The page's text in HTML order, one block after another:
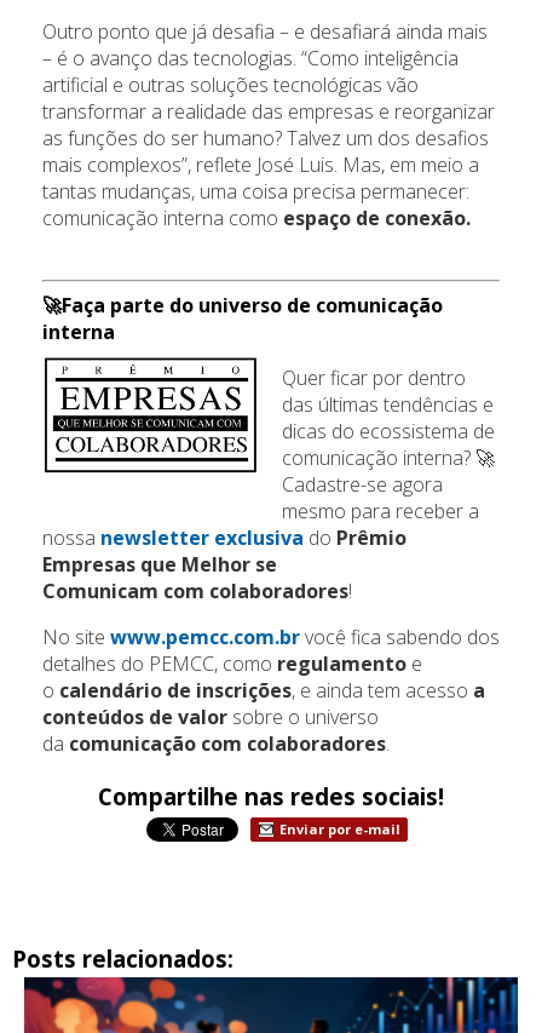
Outro ponto que já desafia – e desafiará ainda mais
– é o avanço das tecnologias. “Como inteligência
artificial e outras soluções tecnológicas vão
transformar a realidade das empresas e reorganizar
as funções do ser humano? Talvez um dos desafios
mais complexos”, reflete José Luis. Mas, em meio a
tantas mudanças, uma coisa precisa permanecer:
comunicação interna como espaço de conexão.
🚀Faça parte do universo de comunicação
interna
Quer ficar por dentro
das últimas tendências e
dicas do ecossistema de
comunicação interna? 🚀
Cadastre-se agora
mesmo para receber a
nossa newsletter exclusiva do Prêmio
Empresas que Melhor se
Comunicam com colaboradores!
No site www.pemcc.com.brvocê fica sabendo dos
detalhes do PEMCC, como regulamento e
o calendário de inscrições, e ainda tem acesso a
conteúdos de valor sobre o universo
da comunicação com colaboradores.
Compartilhe nas redes sociais!
Enviar por e-mail
Posts relacionados: